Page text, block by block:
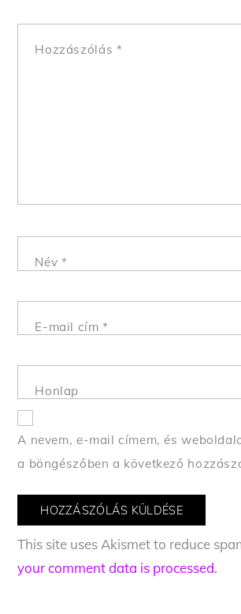
Hozzászólás *
Név *
E-mail cím*
Honlap
A nevem, e-mail címem, és
a böngészőben a következő
This site uses Akismet to reduce
your comment data is processed.